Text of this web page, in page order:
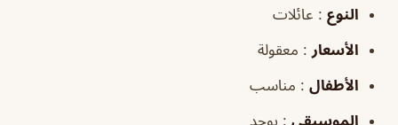
النوع : عائلات
الأسعار : معقولة
الأطفال : مناسب
الموسيقى : يوجد